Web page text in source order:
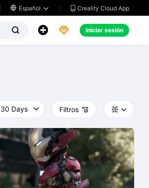
 Español   Creality Cloud App
   Iniciar sesión
Filtros   